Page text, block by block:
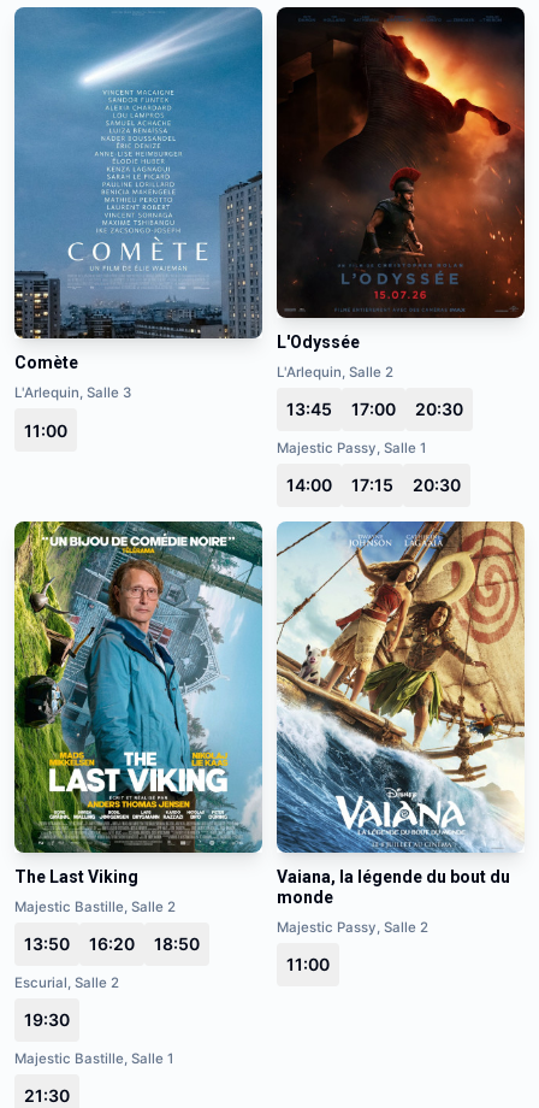
Comète
L'Arlequin, Salle 3
11:00
L'Odyssée
L'Arlequin, Salle 2
13:45 17:00 20:30
Majestic Passy, Salle 1
14:00 17:15 20:30
The Last Viking
Majestic Bastille, Salle 2
13:50 16:20 18:50
Escurial, Salle 2
19:30
Majestic Bastille, Salle 1
21:30
Vaiana, la légende du bout du
monde
Majestic Passy, Salle 2
11:00